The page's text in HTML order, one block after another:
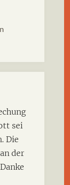
sei
Die
der